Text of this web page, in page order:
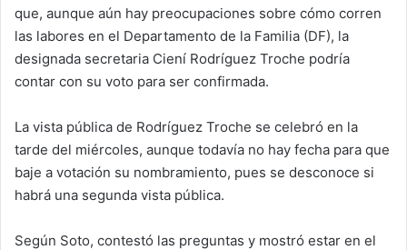
que, aunque aún hay preocupaciones sobre cómo corren
las labores en el Departamento de la Familia (DF), la
designada secretaria Ciení Rodríguez Troche podría
contar con su voto para ser confirmada.
La vista pública de Rodríguez Troche se celebró en la
tarde del miércoles, aunque todavía no hay fecha para que
baje a votación su nombramiento, pues se desconoce si
habrá una segunda vista pública.
Según Soto, contestó las preguntas y mostró estar en el